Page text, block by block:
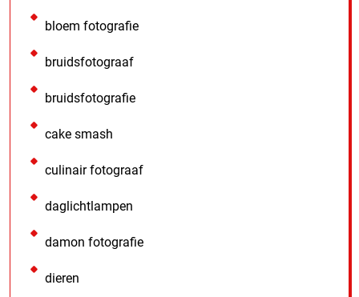
bloem fotografie
bruidsfotograaf
bruidsfotografie
cake smash
culinair fotograaf
daglichtlampen
damon fotografie
dieren